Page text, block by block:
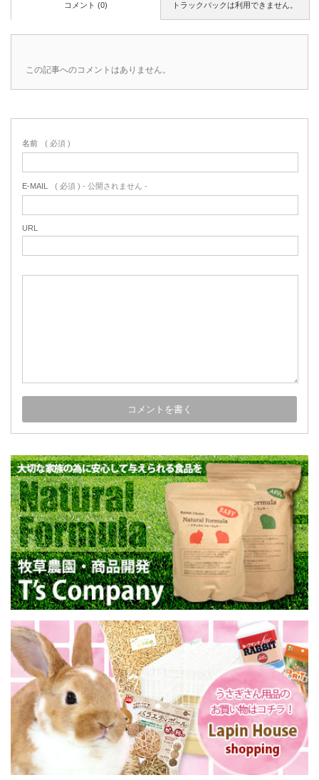
トラックバックは利用できません。
コメント (0)
この記事へのコメントはありません。
名前 ( 必須 )
E-MAIL ( 必須 ) - 公開されません -
URL